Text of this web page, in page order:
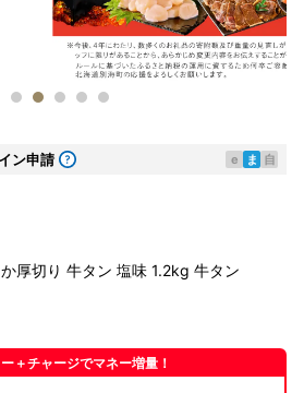
ン申請 e ま 自
厚切り 牛タン 塩味 1.2kg 牛タン
＋チャージでマネー増量！